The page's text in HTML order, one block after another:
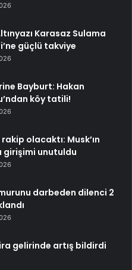
Karasaz Sulama
güçlü takviye
Bayburt: Hakan
köy tatili!
olacaktı: Musk’ın
girişimi unutuldu
darbeden dilenci 2
gelirinde artış bildirdi